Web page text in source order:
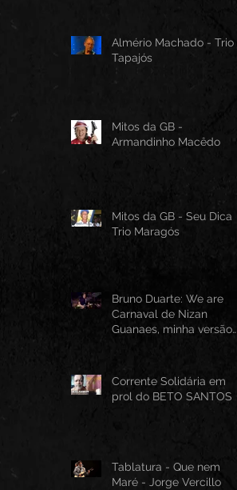
Almério Machado - Trio
Tapajós
Mitos da GB -
Armandinho Macêdo
Mitos da GB - Seu Dica -
Trio Maragós
Bruno Duarte: We are
Carnaval de Nizan
Guanaes, minha versão
Corrente Solidária em
prol do BETO SANTOS
Tablatura - Que nem
Maré - Jorge Vercillo